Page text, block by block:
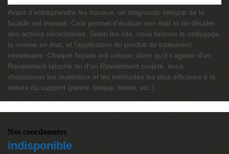
Avant d’entreprendre les travaux, un diagnostic intégral de la
façade est imposé. Cela permet d’évaluer son état et de décider
des actions nécessaires. Selon les cas, nous faisons le nettoyage,
la remise en état, et l’application du produit de traitement
nécessaire. Chaque façade est unique, donc qu’il s’agisse d’un
Ravalement taloché ou d’un Ravalement projeté, nous
choisissons les matériaux et les méthodes les plus efficaces à la
nature du support (pierre, brique, béton, etc.).
Nos coordonnées
indisponible